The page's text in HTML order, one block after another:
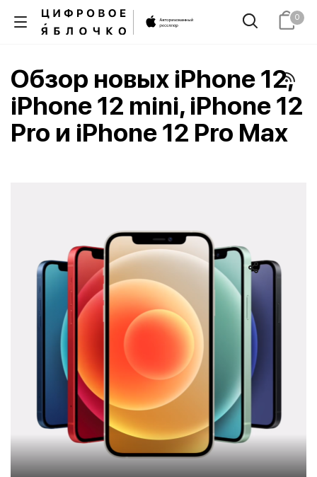
0
Обзор новых iPhone 12,
iPhone 12 mini, iPhone 12
Pro и iPhone 12 Pro Max